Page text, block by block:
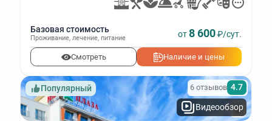
Базовая стоимость
Проживание, лечение, питание от8 600₽/сут.
Смотреть Наличие и цены
Популярный
Видеообзор
6 отзывов 4.7